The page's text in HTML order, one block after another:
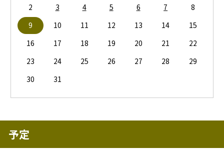
2
3 4 5 6 7
8
9
10 11 12 13 14
15
16
17 18 19 20 21
22
23
24 25 26 27 28
29
30
31
予定